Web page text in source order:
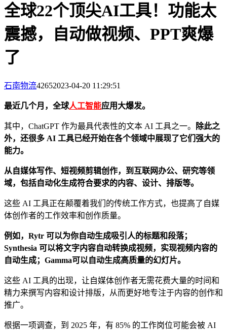
全球22个顶尖AI工具！功能太
震撼，自动做视频、PPT爽爆
了
石南物流42652023-04-20 11:29:51
最近几个月，全球人工智能应用大爆发。
其中，ChatGPT 作为最具代表性的文本 AI 工具之一。
除此之
外，还很多 AI 工具已经开始在各个领域中展现了它们强大的
能力。
从自媒体写作、短视频剪辑创作，到互联网办公、研究等领
域，包括自动化生成符合要求的内容、设计、排版等。
这些 AI 工具正在颠覆着我们的传统工作方式，也提高了自媒
体创作者的工作效率和创作质量。
例如，Rytr 可以为你自动生成吸引人的标题和段落；
Synthesia 可以将文字内容自动转换成视频，实现视频内容的
自动生成；Gamma可以自动生成高质量的幻灯片。
这些 AI 工具的出现，让自媒体创作者无需花费大量的时间和
精力来撰写内容和设计排版，从而更好地专注于内容的创作和
推广。
根据一项调查，到 2025 年，有 85% 的工作岗位可能会被 AI